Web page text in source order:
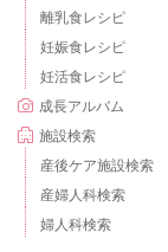
離乳食レシピ
妊娠食レシピ
妊活食レシピ
成長アルバム
施設検索
産後ケア施設検索
産婦人科検索
婦人科検索